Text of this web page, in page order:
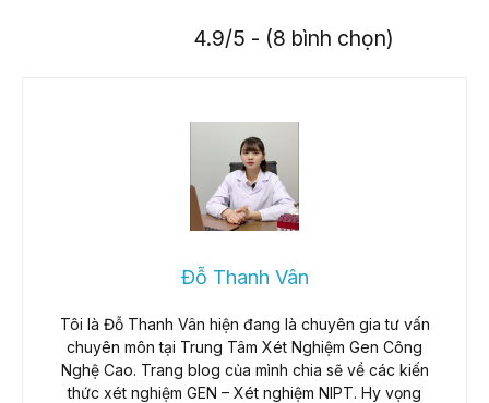
4.9/5 - (8 bình chọn)
Đỗ Thanh Vân
Tôi là Đỗ Thanh Vân hiện đang là chuyên gia tư vấn
chuyên môn tại Trung Tâm Xét Nghiệm Gen Công
Nghệ Cao. Trang blog của mình chia sẽ về các kiến
thức xét nghiệm GEN – Xét nghiệm NIPT. Hy vọng